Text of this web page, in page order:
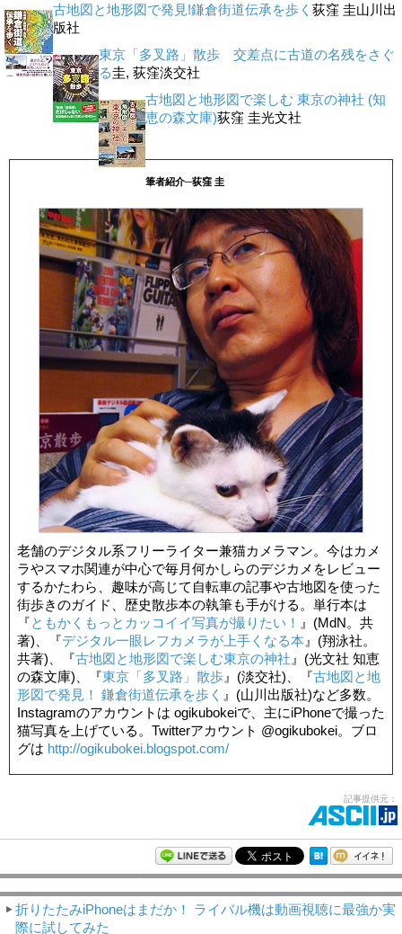
古地図と地形図で発見!鎌倉街道伝承を歩く 荻窪 圭山川出
版社
東京「多叉路」散歩 交差点に古道の名残をさぐ
る圭, 荻窪淡交社
古地図と地形図で楽しむ 東京の神社 (知
恵の森文庫)荻窪 圭光文社
筆者紹介─荻窪 圭
老舗のデジタル系フリーライター兼猫カメラマン。今はカメ
ラやスマホ関連が中心で毎月何かしらのデジカメをレビュー
するかたわら、趣味が高じて自転車の記事や古地図を使った
街歩きのガイド、歴史散歩本の執筆も手がける。単行本は
『ともかくもっとカッコイイ写真が撮りたい！ 』(MdN。共
著)、『デジタル一眼レフカメラが上手くなる本 』(翔泳社。
共著)、『古地図と地形図で楽しむ東京の神社 』(光文社 知恵
の森文庫)、『東京「多叉路」散歩』(淡交社)、『古地図と地
形図で発見！ 鎌倉街道伝承を歩く 』(山川出版社)など多数。
Instagramのアカウントは ogikubokeiで、主にiPhoneで撮った
猫写真を上げている。Twitterアカウント @ogikubokei。ブロ
グは http://ogikubokei.blogspot.com/
記事提供元：
折りたたみiPhoneはまだか！ ライバル機は動画視聴に最強か実
際に試してみた